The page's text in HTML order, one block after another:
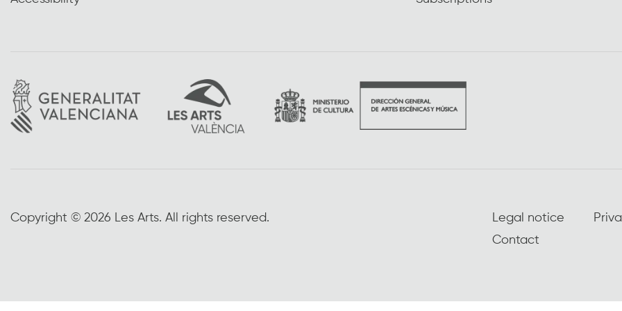
Copyright © 2026 Les Arts. All rights reserved. Legal notice
Contact